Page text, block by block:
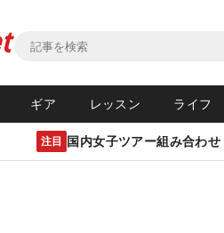
ギア レッスン ライフ
注目 国内女子ツアー組み合わせ